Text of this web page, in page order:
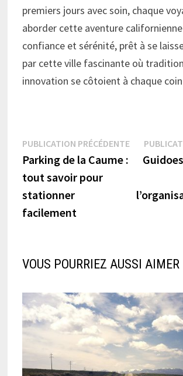
premiers jours avec soin, chaque
aborder cette aventure
confiance et sérénité, prêt à se
par cette ville fascinante où
innovation se côtoient à chaque
Navigation
de
l’article
PUBLICATION PRÉCÉDENTEPublication
précédente :
Parking de la Caume :
tout savoir pour
stationner
facilement
VOUS POURRIEZ AUSSI AIMER